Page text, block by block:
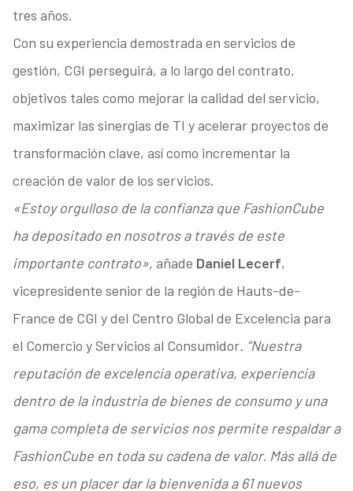
tres años.
Con su experiencia demostrada en servicios de
gestión, CGI perseguirá, a lo largo del contrato,
objetivos tales como mejorar la calidad del servicio,
maximizar las sinergias de TI y acelerar proyectos de
transformación clave, así como incrementar la
creación de valor de los servicios.
«Estoy orgulloso de la confianza que FashionCube
ha depositado en nosotros a través de este
importante contrato», añade Daniel Lecerf,
vicepresidente senior de la región de Hauts-de-
France de CGI y del Centro Global de Excelencia para
el Comercio y Servicios al Consumidor. “Nuestra
reputación de excelencia operativa, experiencia
dentro de la industria de bienes de consumo y una
gama completa de servicios nos permite respaldar a
FashionCube en toda su cadena de valor. Más allá de
eso, es un placer dar la bienvenida a 61 nuevos